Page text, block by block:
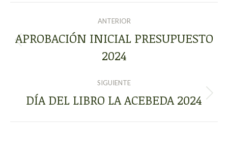
NAVEGACIÓN
ENTRE
PUBLICACIONES
ANTERIOR
Publicación
anterior:
APROBACIÓN INICIAL PRESUPUESTO
2024
SIGUIENTE
Publicación
DÍA DEL LIBRO LA ACEBEDA 2024